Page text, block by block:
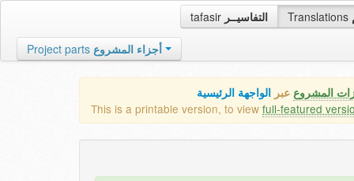
tafasir التفاسيــر Translations
Project parts أجزاء المشروع
المشروع عبر الواجهة الرئيسية
This is a printable version, to view full-featured